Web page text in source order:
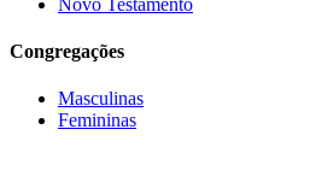
Congregações
Masculinas
Femininas